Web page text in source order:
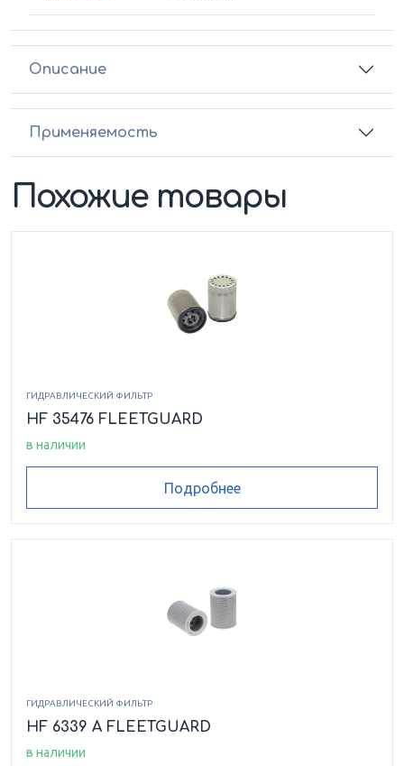
Описание
Применяемость
Похожие товары
ГИДРАВЛИЧЕСКИЙ ФИЛЬТР
HF 35476 FLEETGUARD
в наличии
Подробнее
ГИДРАВЛИЧЕСКИЙ ФИЛЬТР
HF 6339 A FLEETGUARD
в наличии